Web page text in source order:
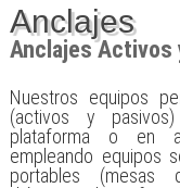
Anclajes
Anclajes Activos
Nuestros equipos
(activos y
plataforma o en
empleando equipos
portables (mesas